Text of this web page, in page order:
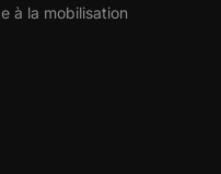
à la mobilisation